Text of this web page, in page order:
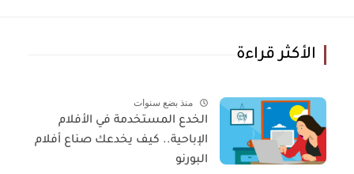
الأكثر قراءة
منذ بضع سنوات
الخدع المستخدمة في الأفلام
الإباحية.. كيف يخدعك صناع أفلام
البورنو